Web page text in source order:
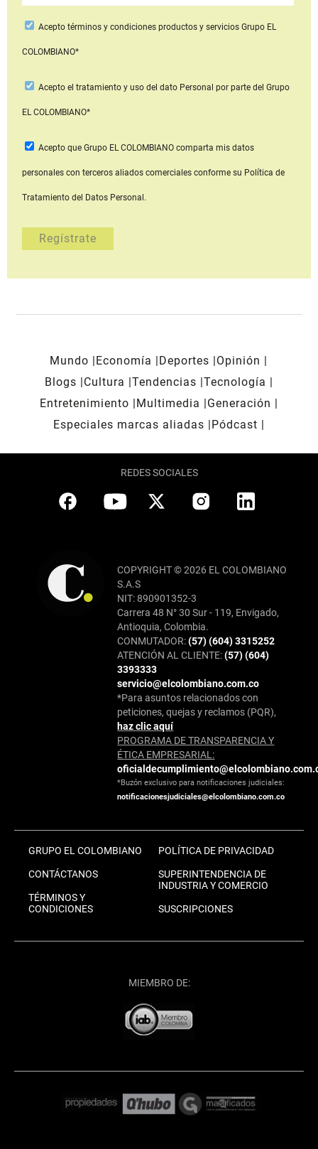
Aceptotérminos y condiciones productos y serviciosGrupo EL
COLOMBIANO*
Acepto el tratamiento y uso del dato Personal por parte del Grupo
EL COLOMBIANO*
Acepto que Grupo EL COLOMBIANOcomparta mis datos
personales con terceros aliados comerciales conforme su Política de
Tratamiento del Datos Personal.
Mundo Economía Deportes
Opinión
Blogs
Cultura Tendencias Tecnología
Entretenimiento
Multimedia
Generación
Especiales marcas aliadas
Pódcast
REDES SOCIALES
COPYRIGHT © 2026 EL COLOMBIANO
S.A.S
NIT: 890901352-3
Carrera 48 N° 30 Sur - 119, Envigado,
Antioquia, Colombia.
CONMUTADOR:(57) (604) 3315252
ATENCIÓN AL CLIENTE:(57) (604)
3393333
servicio@elcolombiano.com.co
*Para asuntos relacionados con
peticiones, quejas y reclamos (PQR),
haz clic aquí
PROGRAMA DE TRANSPARENCIA Y
ÉTICA EMPRESARIAL:
*Buzón exclusivo para notificaciones judiciales:
notificacionesjudiciales@elcolombiano.com.co
GRUPO EL COLOMBIANO
CONTÁCTANOS
TÉRMINOS Y
CONDICIONES
POLÍTICA DE PRIVACIDAD
SUPERINTENDENCIA DE
INDUSTRIA Y COMERCIO
SUSCRIPCIONES
MIEMBRO DE: